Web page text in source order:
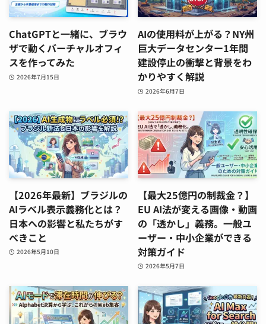
ChatGPTと一緒に、ブラウ
ザで動くバーチャルオフィ
スを作ってみた
2026年7月15日
AIの使用料が上がる？NY州
巨大データセンター1年間
建設停止の衝撃と背景をわ
かりやすく解説
2026年6月7日
【2026年最新】ブラジルの
AIラベル表示義務化とは？
日本への影響と私たちがす
べきこと
2026年5月10日
【最大25億円の制裁金？】
EU AI法が変える画像・動画
の「透かし」義務。一般ユ
ーザー・中小企業ができる
対策ガイド
2026年5月7日